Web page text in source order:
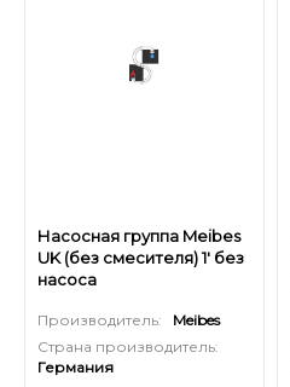
Насосная группа Meibes
UK (без смесителя) 1' без
насоса
Производитель:
Meibes
Страна производитель:
Германия